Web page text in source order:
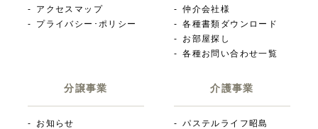
アクセスマップ
プライバシー･ポリシー
仲介会社様
各種書類ダウンロード
お部屋探し
各種お問い合わせ一覧
分譲事業
お知らせ
介護事業
パステルライフ昭島